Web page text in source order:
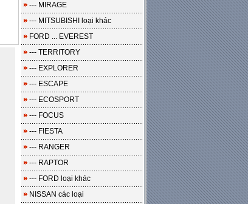
--- MIRAGE
--- MITSUBISHI loại khác
FORD ... EVEREST
--- TERRITORY
--- EXPLORER
--- ESCAPE
--- ECOSPORT
--- FOCUS
--- FIESTA
--- RANGER
--- RAPTOR
--- FORD loại khác
NISSAN các loại